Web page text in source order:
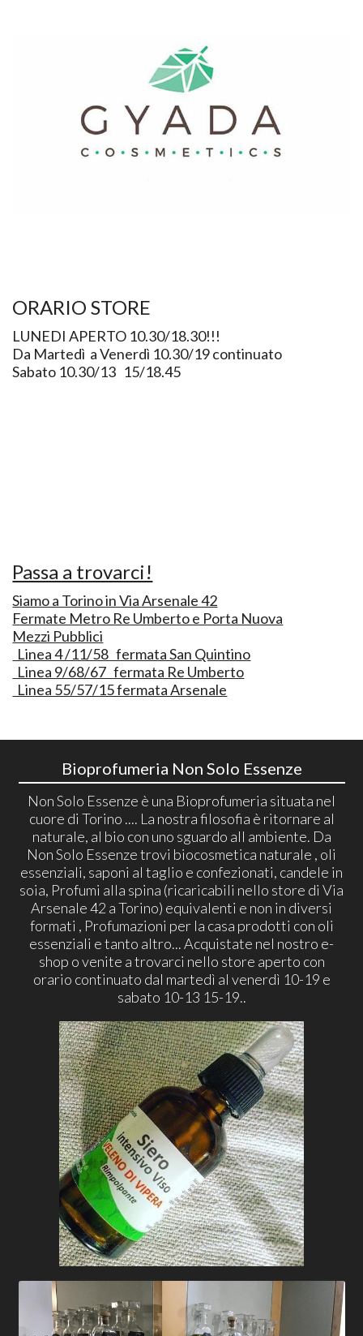
ORARIO STORE
LUNEDI APERTO 10.30/18.30!!!
Da Martedì a Venerdì 10.30/19 continuato
Sabato 10.30/13 15/18.45
Passa a trovarci!
Siamo a Torino in Via Arsenale 42
Fermate Metro Re Umberto e Porta Nuova
Mezzi Pubblici
Linea 4 /11/58 fermata San Quintino
Linea 9/68/67 fermata Re Umberto
Linea 55/57/15 fermata Arsenale
Bioprofumeria Non Solo Essenze
Non Solo Essenze è una Bioprofumeria situata nel
cuore di Torino .... La nostra filosofia è ritornare al
naturale, al bio con uno sguardo all ambiente. Da
Non Solo Essenze trovi biocosmetica naturale , oli
essenziali, saponi al taglio e confezionati, candele in
soia, Profumi alla spina (ricaricabili nello store di Via
Arsenale 42 a Torino) equivalenti e non in diversi
formati , Profumazioni per la casa prodotti con oli
essenziali e tanto altro... Acquistate nel nostro e-
shop o venite a trovarci nello store aperto con
orario continuato dal martedì al venerdì 10-19 e
sabato 10-13 15-19..